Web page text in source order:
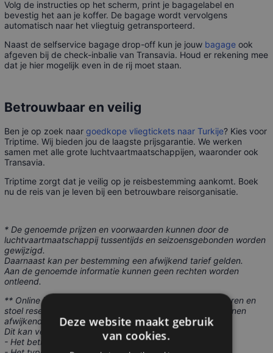
Volg de instructies op het scherm, print je bagagelabel en
bevestig het aan je koffer. De bagage wordt vervolgens
automatisch naar het vliegtuig getransporteerd.
Naast de selfservice bagage drop-off kun je jouw bagage ook
afgeven bij de check-inbalie van Transavia. Houd er rekening mee
dat je hier mogelijk even in de rij moet staan.
Betrouwbaar en veilig
Ben je op zoek naar goedkope vliegtickets naar Turkije? Kies voor
Triptime. Wij bieden jou de laagste prijsgarantie. We werken
samen met alle grote luchtvaartmaatschappijen, waaronder ook
Transavia.
Triptime zorgt dat je veilig op je reisbestemming aankomt. Boek
nu de reis van je leven bij een betrouwbare reisorganisatie.
* De genoemde prijzen en voorwaarden kunnen door de
luchtvaartmaatschappij tussentijds en seizoensgebonden worden
gewijzigd.
Daarnaast kan per bestemming een afwijkend tarief gelden.
Aan de genoemde informatie kunnen geen rechten worden
ontleend.
** Online inchecken, bagage inchecken, maaltijd reserveren en
stoel reserveren zijn niet op alle vluchten mogelijk; er kunnen
afwijkende voorwaarden en tarieven gelden.
Dit kan verschillende redenen hebben, zoals:
- Het betreft een chartervlucht.
Deze website maakt gebruik
van cookies.